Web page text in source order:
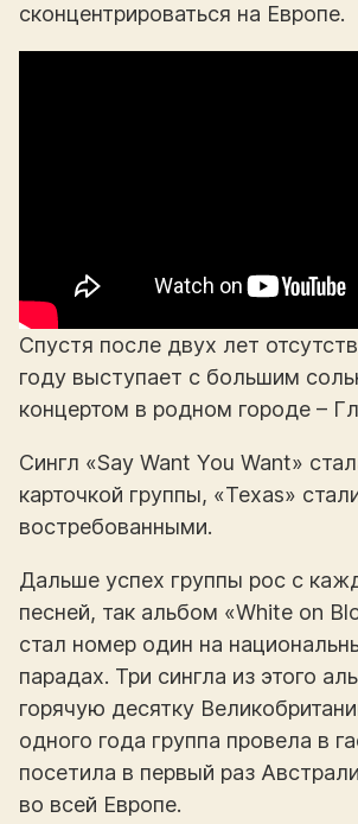
сконцентрироваться на Европе.
Спустя после двух лет
году выступает с большим
концертом в родном городе –
Сингл «Say Want You Want»
карточкой группы, «Texas»
востребованными.
Дальше успех группы рос с
песней, так альбом «White on
стал номер один на
парадах. Три сингла из этого
горячую десятку
одного года группа провела в
посетила в первый раз
во всей Европе.